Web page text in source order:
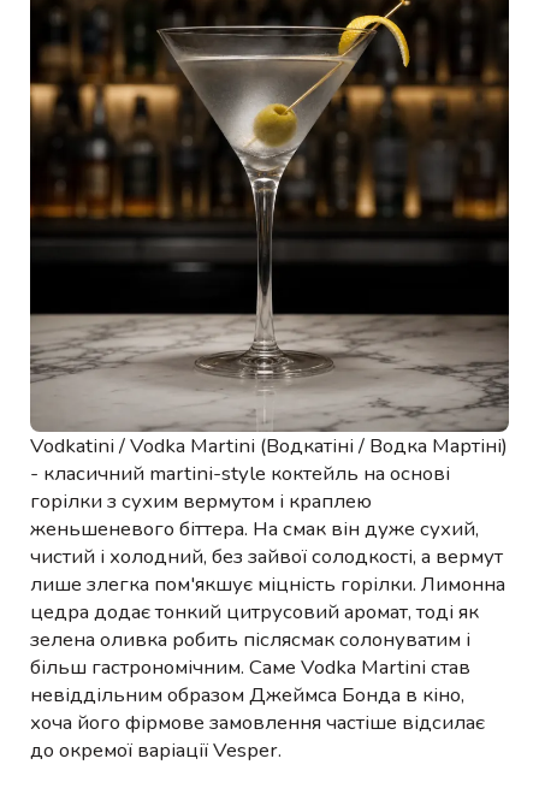
Vodkatini / Vodka Martini (Водкатіні / Водка Мартіні)
- класичний martini-style коктейль на основі
горілки з сухим вермутом і краплею
женьшеневого біттера. На смак він дуже сухий,
чистий і холодний, без зайвої солодкості, а вермут
лише злегка пом'якшує міцність горілки. Лимонна
цедра додає тонкий цитрусовий аромат, тоді як
зелена оливка робить післясмак солонуватим і
більш гастрономічним. Саме Vodka Martini став
невіддільним образом Джеймса Бонда в кіно,
хоча його фірмове замовлення частіше відсилає
до окремої варіації Vesper.